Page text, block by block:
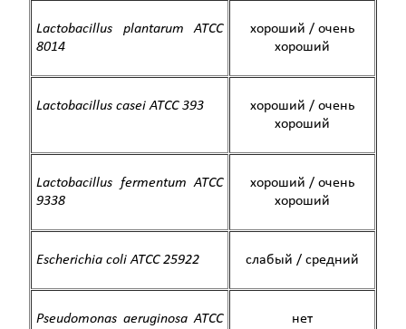
Lactobacillus plantarumATCC
8014
хороший / очень
хороший
Lactobacillus caseiATCC393
хороший / очень
хороший
Lactobacillus fermentumATCC
9338
хороший / очень
хороший
Escherichia coliATCC25922 слабый / средний
Pseudomonas aeruginosaATCC
нет